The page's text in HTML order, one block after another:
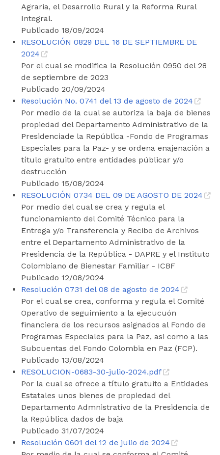
Agraria, el Desarrollo Rural y la Reforma Rural
Integral.
Publicado 18/09/2024
RESOLUCIÓN 0829 DEL 16 DE SEPTIEMBRE DE
2024
Por el cual se modifica la Resolución 0950 del 28
de septiembre de 2023
Publicado 20/09/2024
Resolución No. 0741 del 13 de agosto de 2024
Por medio de la cual se autoriza la baja de bienes
propiedad del Departamento Administrativo de la
Presidenciade la República -Fondo de Programas
Especiales para la Paz- y se ordena enajenación a
título gratuito entre entidades públicar y/o
destrucción
Publicado 15/08/2024
RESOLUCIÓN 0734 DEL 09 DE AGOSTO DE 2024
Por medio del cual se crea y regula el
funcionamiento del Comité Técnico para la
Entrega y/o Transferencia y Recibo de Archivos
entre el Departamento Administrativo de la
Presidencia de la República - DAPRE y el Instituto
Colombiano de Bienestar Familiar - ICBF
Publicado 12/08/2024
Resolución 0731 del 08 de agosto de 2024
Por el cual se crea, conforma y regula el Comité
Operativo de seguimiento a la ejecucuón
financiera de los recursos asignados al Fondo de
Programas Especiales para la Paz, asi como a las
Subcuentas del Fondo Colombia en Paz (FCP).
Publicado 13/08/2024
RESOLUCION-0683-30-julio-2024.pdf
Por la cual se ofrece a título gratuito a Entidades
Estatales unos bienes de propiedad del
Departamento Admnistrativo de la Presidencia de
la República dados de baja
Publicado 31/07/2024
Resolución 0601 del 12 de julio de 2024